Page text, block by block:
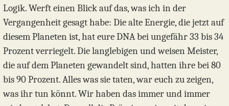
Logik. Werft einen Blick auf das, was ich in der
Vergangenheit gesagt habe: Die alte Energie, die jetzt auf
diesem Planeten ist, hat eure DNA bei ungefähr 33 bis 34
Prozent verriegelt. Die langlebigen und weisen Meister,
die auf dem Planeten gewandelt sind, hatten ihre bei 80
bis 90 Prozent. Alles was sie taten, war euch zu zeigen,
was ihr tun könnt. Wir haben das immer und immer